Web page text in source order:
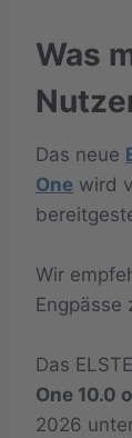
Was
Das neue
One wird
Wir
Engpässe
Das
One 10.0
2026